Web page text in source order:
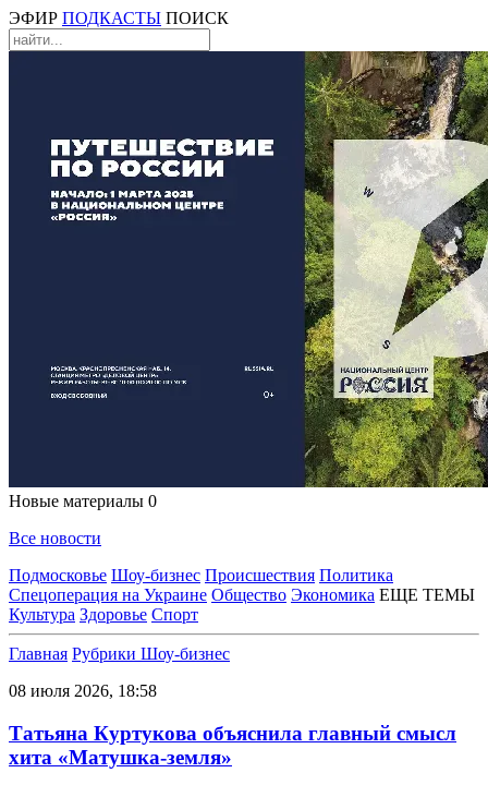
ЭФИР ПОДКАСТЫ ПОИСК
Новые материалы 0
Все новости
Подмосковье Шоу-бизнес Происшествия Политика
Спецоперация на Украине Общество Экономика ЕЩЕ ТЕМЫ
Культура Здоровье Спорт
Главная Рубрики Шоу-бизнес
08 июля 2026, 18:58
Татьяна Куртукова объяснила главный смысл
хита «Матушка-земля»